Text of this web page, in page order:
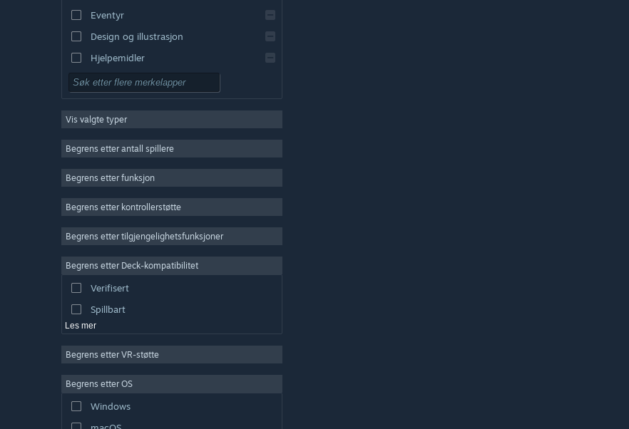
Eventyr
Design og illustrasjon
Hjelpemidler
Gratis å spille
Massivt flerspiller
Indie
Simulering
Videoproduksjon
Fotoredigering
Vis valgte typer
Begrens etter antall spillere
Begrens etter funksjon
Begrens etter kontrollerstøtte
Begrens etter tilgjengelighetsfunksjoner
Begrens etter Deck-kompatibilitet
Verifisert
Spillbart
Les mer
Begrens etter VR-støtte
Begrens etter OS
Windows